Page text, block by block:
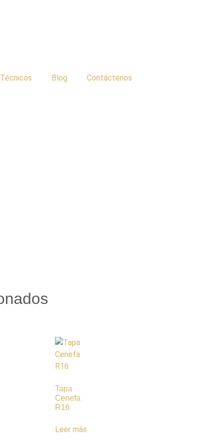
Blog Contáctenos
Tapa
Cenefa
R16
Leer más